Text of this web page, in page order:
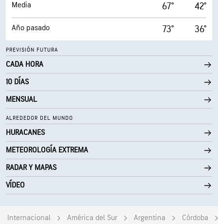
Media 67° 42°
Año pasado 73° 36°
PREVISIÓN FUTURA
CADA HORA
10 DÍAS
MENSUAL
ALREDEDOR DEL MUNDO
HURACANES
METEOROLOGÍA EXTREMA
RADAR Y MAPAS
VÍDEO
Internacional América del Sur Argentina Córdoba